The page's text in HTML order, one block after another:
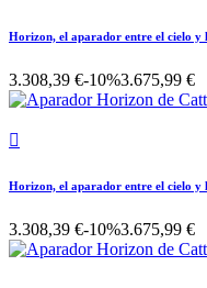
Horizon, el aparador entre el cielo y
3.308,39 €-10%3.675,99 €

Horizon, el aparador entre el cielo y
3.308,39 €-10%3.675,99 €